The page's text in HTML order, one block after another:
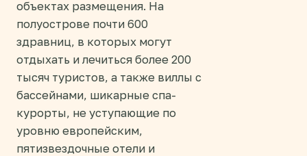
объектах размещения. На
полуострове почти 600
здравниц, в которых могут
отдыхать и лечиться более 200
тысяч туристов, а также виллы с
бассейнами, шикарные спа-
курорты, не уступающие по
уровню европейским,
пятизвездочные отели и